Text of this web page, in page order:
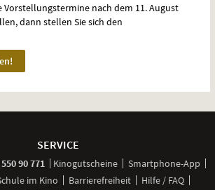
Vorstellungstermine nach dem 11. August
dann stellen Sie sich den
SERVICE
90 771 anrufen
Kinogutscheine
Smartphone-App
im Kino Barrierefreiheit
Hilfe / FAQ